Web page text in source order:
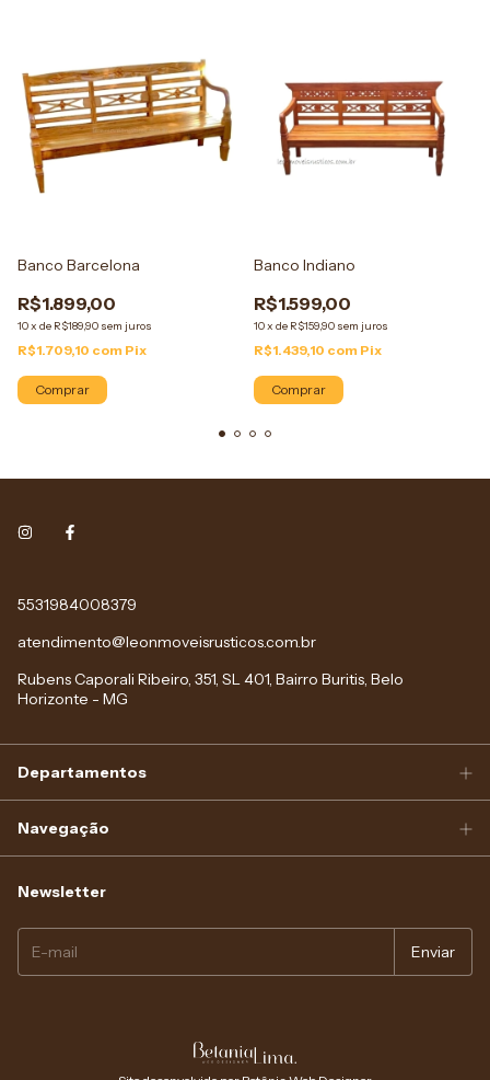
Banco Barcelona
R$1.899,00
10x de R$189,90 sem juros
R$1.709,10 com Pix
Comprar
Banco Indiano
R$1.599,00
10x de R$159,90 sem juros
R$1.439,10 com Pix
Comprar
5531984008379
atendimento@leonmoveisrusticos.com.br
Rubens Caporali Ribeiro, 351, SL 401, Bairro Buritis, Belo
Horizonte - MG
Departamentos
Navegação
Newsletter